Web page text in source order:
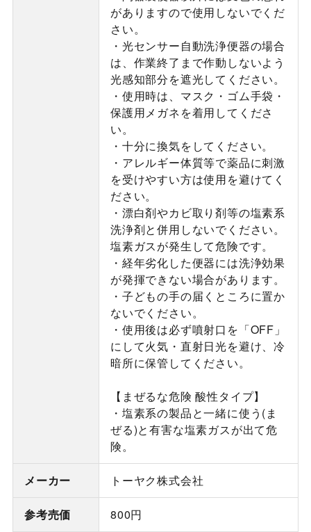
がありますので使用しないでくだ
さい。
・光センサー自動洗浄便器の場合
は、作業終了まで作動しないよう
光感知部分を遮光してください。
・使用時は、マスク・ゴム手袋・
保護用メガネを着用してくださ
い。
・十分に換気をしてください。
・アレルギー体質等で薬品に刺激
を受けやすい方は使用を避けてく
ださい。
・漂白剤やカビ取り剤等の塩素系
洗浄剤と併用しないでください。
塩素ガスが発生して危険です。
・経年劣化した便器には洗浄効果
が発揮できない場合があります。
・子どもの手の届くところに置か
ないでください。
・使用後は必ず噴射口を「OFF」
にして火気・直射日光を避け、冷
暗所に保管してください。
【まぜるな危険 酸性タイプ】
・塩素系の製品と一緒に使う(ま
ぜる)と有害な塩素ガスが出て危
険。
メーカー トーヤク株式会社
参考売価 800円